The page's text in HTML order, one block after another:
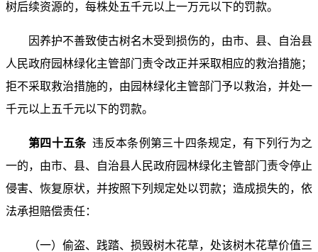
树后续资源的，每株处五千元以上一万元以下的罚款。
因养护不善致使古树名木受到损伤的，由市、县、自治县
人民政府园林绿化主管部门责令改正并采取相应的救治措施；
拒不采取救治措施的，由园林绿化主管部门予以救治，并处一
千元以上五千元以下的罚款。
第四十五条违反本条例第三十四条规定，有下列行为之
一的，由市、县、自治县人民政府园林绿化主管部门责令停止
侵害、恢复原状，并按照下列规定处以罚款；造成损失的，依
法承担赔偿责任：
（一）偷盗、践踏、损毁树木花草，处该树木花草价值三